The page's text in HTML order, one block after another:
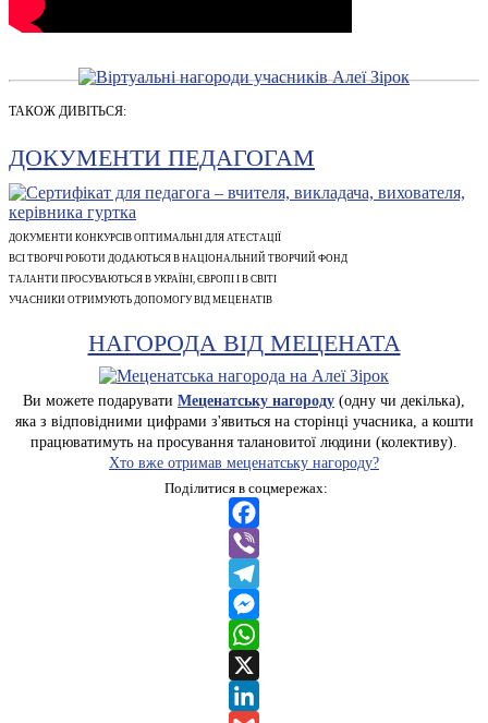
ТАКОЖ ДИВІТЬСЯ:
ДОКУМЕНТИ ПЕДАГОГАМ
ДОКУМЕНТИ КОНКУРСІВ ОПТИМАЛЬНІ ДЛЯ АТЕСТАЦІЇ
ВСІ ТВОРЧІ РОБОТИ ДОДАЮТЬСЯ В НАЦІОНАЛЬНИЙ ТВОРЧИЙ ФОНД
ТАЛАНТИ ПРОСУВАЮТЬСЯ В УКРАЇНІ, ЄВРОПІ І В СВІТІ
УЧАСНИКИ ОТРИМУЮТЬ ДОПОМОГУ ВІД МЕЦЕНАТІВ
НАГОРОДА ВІД МЕЦЕНАТА
Ви можете подарувати Меценатську нагороду (одну чи декілька),
яка з відповідними цифрами з'явиться на сторінці учасника, а кошти
працюватимуть на просування талановитої людини (колективу).
Хто вже отримав меценатську нагороду?
Поділитися в соцмережах:
Facebook
Viber
Telegram
Messenger
WhatsApp
X